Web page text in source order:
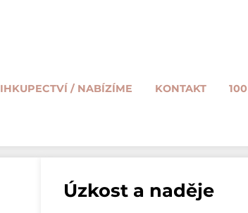
/ NABÍZÍME KONTAKT
Úzkost a naděje